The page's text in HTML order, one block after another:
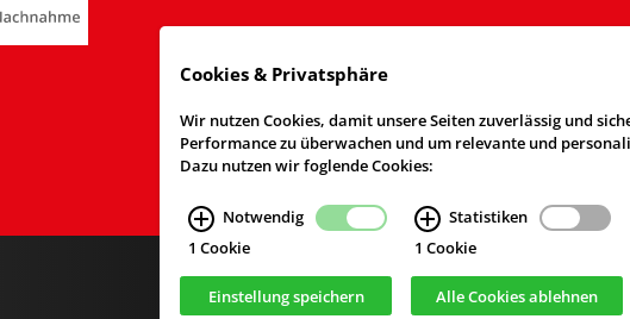
Webdesign &
Cookies & Privatsphäre
Wir nutzen Cookies, damit unsere Seiten zuverlässig und
Performance zu überwachen und um relevante und
Dazu nutzen wir foglende Cookies:
Notwendig
1 Cookie
Statistiken
1 Cookie
Einstellung speichern Alle Cookies ablehnen